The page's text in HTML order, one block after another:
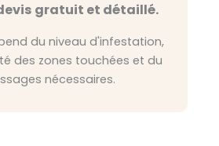
gratuit et détaillé.
du niveau d'infestation,
des zones touchées et du
nécessaires.